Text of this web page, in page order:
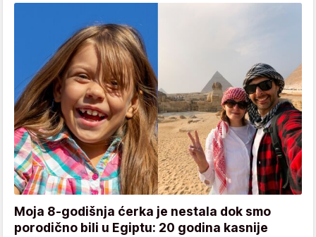
Moja 8-godišnja ćerka je nestala dok smo
porodično bili u Egiptu: 20 godina kasnije